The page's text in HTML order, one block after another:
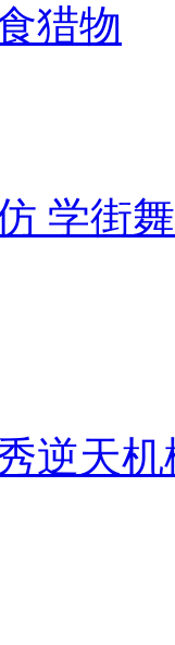
猎物
学街
逆天机